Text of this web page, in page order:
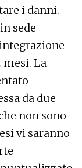
i danni.
sede
mesi. La
da due
non sono
vi saranno